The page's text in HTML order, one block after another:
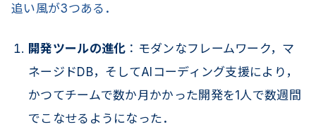
追い風が3つある．
開発ツールの進化 ：モダンなフレームワーク，マ
ネージドDB，そしてAIコーディング支援により，
かつてチームで数か月かかった開発を1人で数週間
でこなせるようになった．